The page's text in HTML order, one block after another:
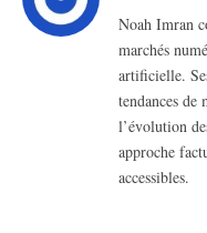
Noah Imran
marchés
artificielle.
tendances de
l’évolution
approche
accessibles.